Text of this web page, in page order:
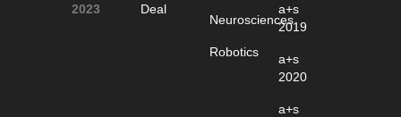
2023
Deal
Neurosciences
Robotics
a+s
2019
a+s
2020
a+s